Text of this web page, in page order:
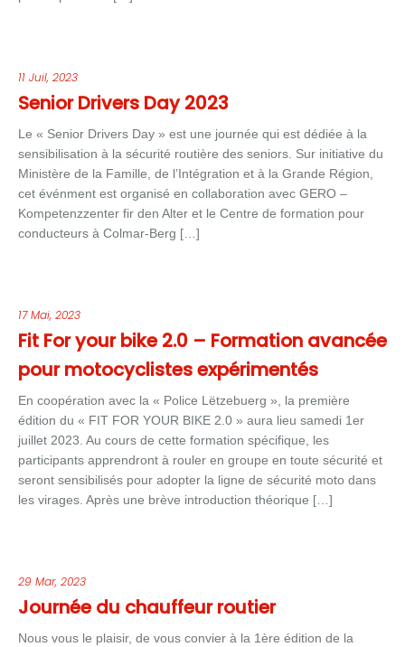
11 Juil, 2023
Senior Drivers Day 2023
Le « Senior Drivers Day » est une journée qui est dédiée à la
sensibilisation à la sécurité routière des seniors. Sur initiative du
Ministère de la Famille, de l’Intégration et à la Grande Région,
cet événment est organisé en collaboration avec GERO –
Kompetenzzenter fir den Alter et le Centre de formation pour
conducteurs à Colmar-Berg […]
17 Mai, 2023
Fit For your bike 2.0 – Formation avancée
pour motocyclistes expérimentés
En coopération avec la « Police Lëtzebuerg », la première
édition du « FIT FOR YOUR BIKE 2.0 » aura lieu samedi 1er
juillet 2023. Au cours de cette formation spécifique, les
participants apprendront à rouler en groupe en toute sécurité et
seront sensibilisés pour adopter la ligne de sécurité moto dans
les virages. Après une brève introduction théorique […]
29 Mar, 2023
Journée du chauffeur routier
Nous vous le plaisir, de vous convier à la 1ère édition de la